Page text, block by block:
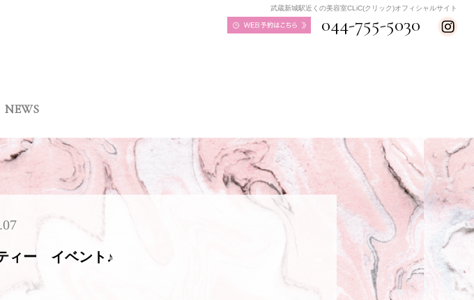
武蔵新城駅近くの美容室CLiC(クリック)オフィシャルサイト
044-755-5030
NEWS
ィー イベント♪